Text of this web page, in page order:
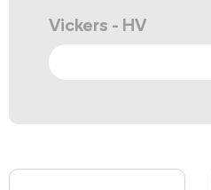
Vickers - HV